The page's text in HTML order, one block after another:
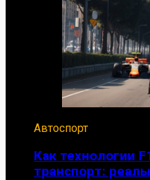
Автоспорт
Как технологии
транспорт: